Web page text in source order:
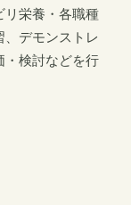
リ栄養・各職種
デモンストレ
・検討などを行